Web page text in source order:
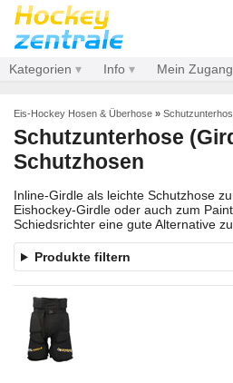
Kategorien Info Mein Zugang
Eis-Hockey Hosen & Überhose »
Schutzunterhose
Schutzhosen
Inline-Girdle als leichte Schutzhose
Eishockey-Girdle oder auch zum
Schiedsrichter eine gute Alternative
Produkte filtern